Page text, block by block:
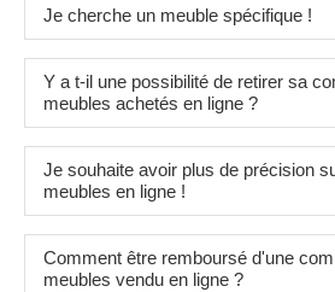
Je cherche un meuble spécifique !
Y a t-il une possibilité de retirer sa
meubles achetés en ligne ?
Je souhaite avoir plus de précision
meubles en ligne !
Comment être remboursé d'une
meubles vendu en ligne ?